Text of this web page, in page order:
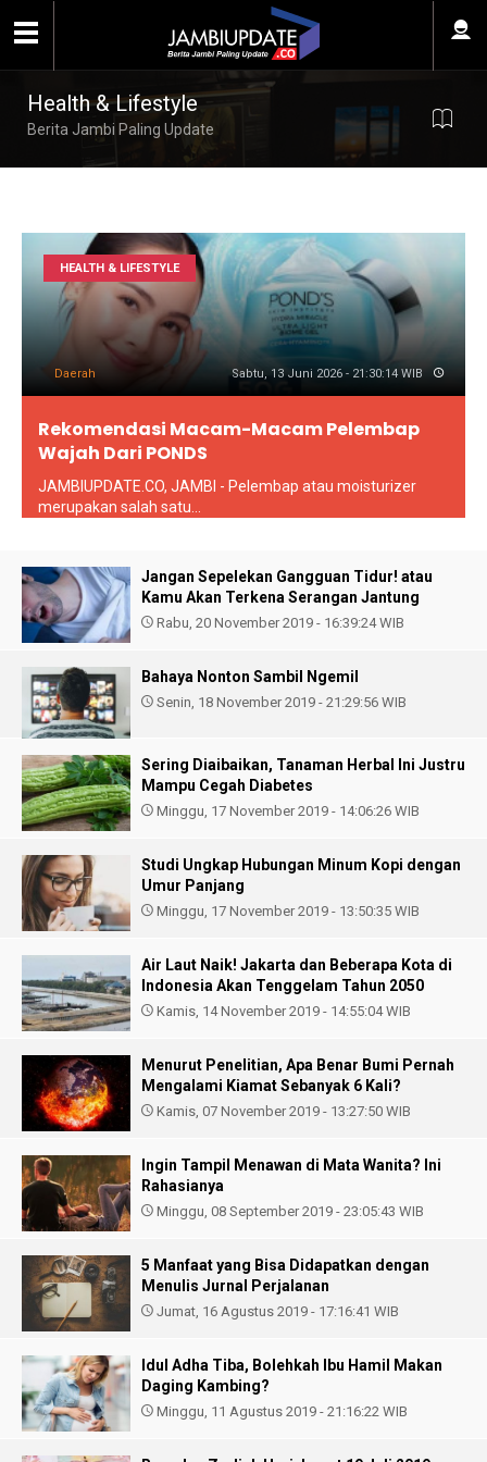
Health & Lifestyle
Berita Jambi Paling Update
HEALTH & LIFESTYLE
Daerah Sabtu, 13 Juni 2026 - 21:30:14 WIB
Rekomendasi Macam-Macam Pelembap
Wajah Dari PONDS
JAMBIUPDATE.CO, JAMBI - Pelembap atau moisturizer
merupakan salah satu...
Jangan Sepelekan Gangguan Tidur! atau
Kamu Akan Terkena Serangan Jantung
Rabu, 20 November 2019 - 16:39:24 WIB
Bahaya Nonton Sambil Ngemil
Senin, 18 November 2019 - 21:29:56 WIB
Sering Diaibaikan, Tanaman Herbal Ini Justru
Mampu Cegah Diabetes
Minggu, 17 November 2019 - 14:06:26 WIB
Studi Ungkap Hubungan Minum Kopi dengan
Umur Panjang
Minggu, 17 November 2019 - 13:50:35 WIB
Air Laut Naik! Jakarta dan Beberapa Kota di
Indonesia Akan Tenggelam Tahun 2050
Kamis, 14 November 2019 - 14:55:04 WIB
Menurut Penelitian, Apa Benar Bumi Pernah
Mengalami Kiamat Sebanyak 6 Kali?
Kamis, 07 November 2019 - 13:27:50 WIB
Ingin Tampil Menawan di Mata Wanita? Ini
Rahasianya
Minggu, 08 September 2019 - 23:05:43 WIB
5 Manfaat yang Bisa Didapatkan dengan
Menulis Jurnal Perjalanan
Jumat, 16 Agustus 2019 - 17:16:41 WIB
Idul Adha Tiba, Bolehkah Ibu Hamil Makan
Daging Kambing?
Minggu, 11 Agustus 2019 - 21:16:22 WIB